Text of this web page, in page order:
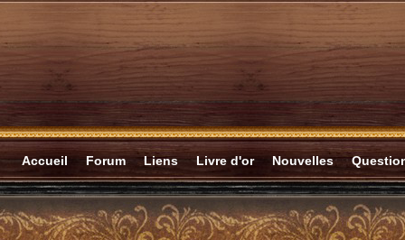
Accueil Forum Liens Livre d'or Nouvelles